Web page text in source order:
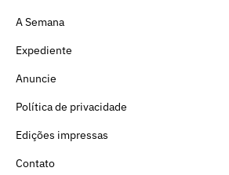
A Semana
Expediente
Anuncie
Política de privacidade
Edições impressas
Contato